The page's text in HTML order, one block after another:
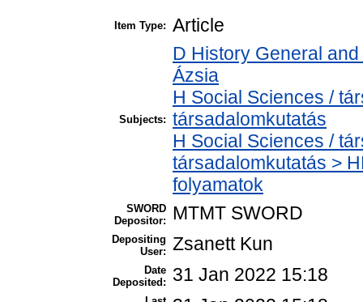
Item Type: Article
Subjects:
D History General
Ázsia
H Social Sciences /
társadalomkutatás
H Social Sciences /
társadalomkutatás >
folyamatok
SWORD
Depositor:
MTMT SWORD
Depositing
User: Zsanett Kun
Date
Deposited:
31 Jan 2022 15:18